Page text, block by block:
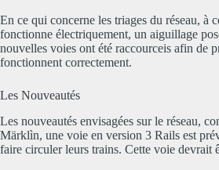
En ce qui concerne les triages du réseau, à
fonctionne électriquement, un aiguillage
nouvelles voies ont été raccourceis afin de
fonctionnent correctement.
Les Nouveautés
Les nouveautés envisagées sur le réseau,
Märklìn, une voie en version 3 Rails est
faire circuler leurs trains. Cette voie devrait